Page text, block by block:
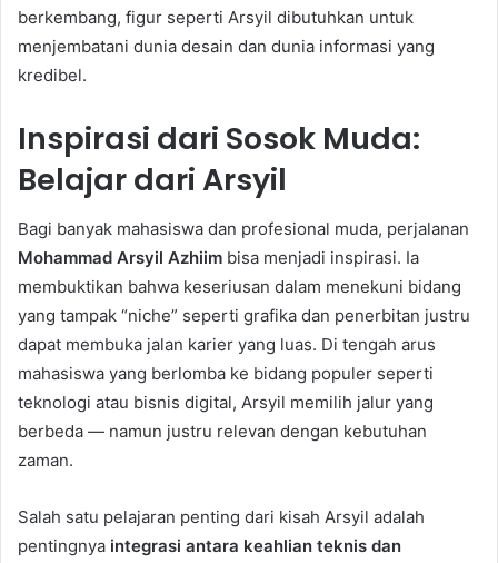
berkembang, figur seperti Arsyil dibutuhkan untuk
menjembatani dunia desain dan dunia informasi yang
kredibel.
Inspirasi dari Sosok Muda:
Belajar dari Arsyil
Bagi banyak mahasiswa dan profesional muda, perjalanan
Mohammad Arsyil Azhiim bisa menjadi inspirasi. Ia
membuktikan bahwa keseriusan dalam menekuni bidang
yang tampak “niche” seperti grafika dan penerbitan justru
dapat membuka jalan karier yang luas. Di tengah arus
mahasiswa yang berlomba ke bidang populer seperti
teknologi atau bisnis digital, Arsyil memilih jalur yang
berbeda — namun justru relevan dengan kebutuhan
zaman.
Salah satu pelajaran penting dari kisah Arsyil adalah
pentingnya integrasi antara keahlian teknis dan